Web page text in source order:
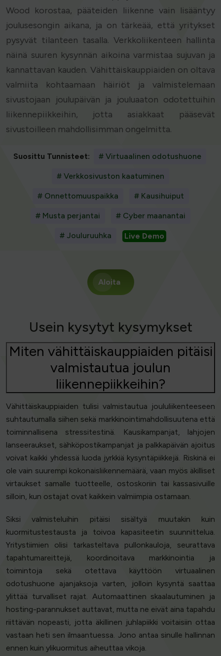
Wood korostaa, pääteiden liikenne vain lisääntyy
joulusesongin aikana, ja on tärkeää, että yritykset
pysyvät tilanteen tasalla. Verkkoliikenteen hallinta
näinä suuren kysynnän aikoina varmistaa sujuvan ja
kannattavan kauden. Vähittäiskauppiaiden on oltava
valmiita kohtaamaan häiriöt ja valmistelemaan
sivustojaan joulupäivän ja jouluaaton odotettuihin
liikennepiikkeihin, jotta asiakkaat pääsevät
sivustoilleen mahdollisimman ongelmitta.
Suosittu Tunnisteet: # Virtuaalinen odotushuone
# Verkkosivuston kaatuminen
# Onnettomuuspaikka # Kausihuiput
# Musta perjantai # Cyber maanantai
# Jouluruuhka Live Demo
Aloita
Usein kysytyt kysymykset
Miten vähittäiskauppiaiden pitäisi
valmistautua joulun
liikennepiikkeihin?
Vähittäiskauppiaiden tulisi valmistautua joululiikenteeseen
suhtautumalla siihen sekä markkinointimahdollisuutena että
toiminnallisena stressitestinä. Kausikampanjat, lahjojen
lanseeraukset, sähköpostikampanjat ja palkkapäivän ajoitus
voivat kaikki yhdessä luoda jyrkkiä kysyntäpiikkejä. Riskinä ei
ole vain suurempi kokonaisliikennemäärä, vaan myös äkilliset
virtaukset samalle tuotteelle, ostoskoriin tai kassasivuille
silloin, kun ostajat ovat kaikkein valmiimpia ostamaan.
Siksi valmisteluihin pitäisi sisältyä muutakin kuin
kuormitustestausta ja toivoa kapasiteetin suunnittelua.
Yritystiimien olisi tarkasteltava pullonkauloja, seurattava
tapahtumareittejä, koordinoitava markkinointia ja
toimintoja sekä otettava käyttöön virtuaalinen
odotushuone ajanjaksoja varten, jolloin kysyntä saattaa
ylittää turvalliset rajat. Automaattinen skaalautuminen ja
hosting-parannukset auttavat, mutta ne eivät aina tapahdu
riittävän nopeasti, jotta äkillinen juhlapiikki voitaisiin ottaa
vastaan heti sen ilmaantuessa. Jono antaa sinulle hallinnan
ennen kuin ylikuormitus aiheuttaa vikoja.